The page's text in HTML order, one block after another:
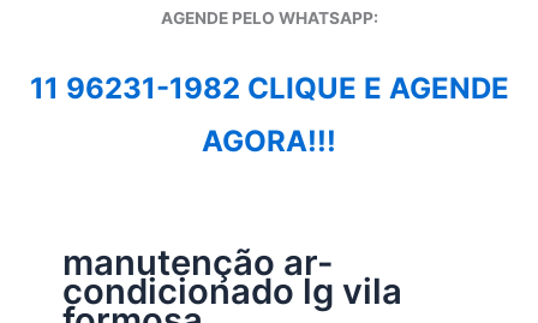
AGENDE PELO WHATSAPP:
11 96231-1982 CLIQUE E AGENDE
AGORA!!!
manutenção ar-
condicionado lg vila